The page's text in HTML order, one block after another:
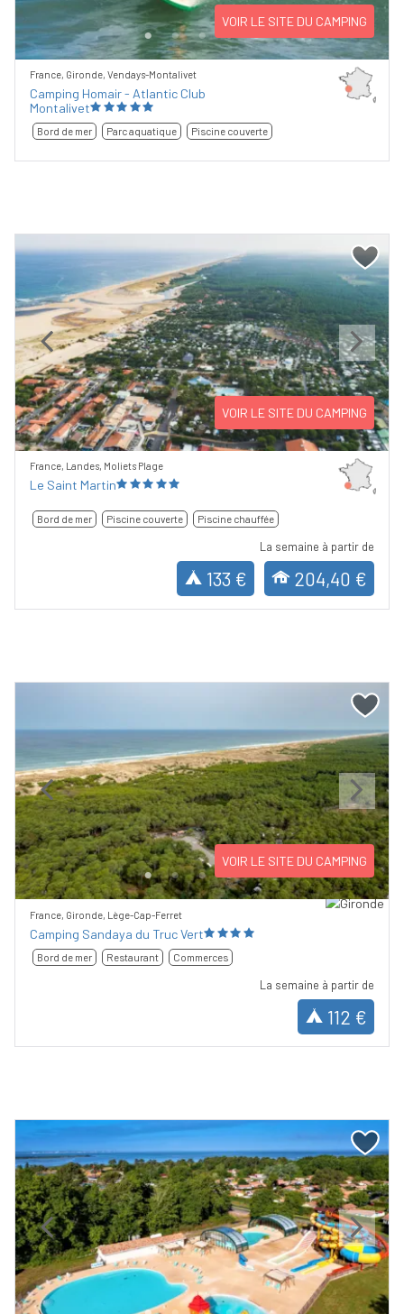
VOIR LE SITE DU CAMPING
France, Gironde, Vendays-Montalivet
Camping Homair - Atlantic Club
Montalivet
Bord de mer Parc aquatique Piscine couverte
Previous Next
VOIR LE SITE DU CAMPING
France, Landes, Moliets Plage
Le Saint Martin
Bord de mer Piscine couverte Piscine chauffée
La semaine à partir de
133 € 204,40 €
Previous Next
VOIR LE SITE DU CAMPING
France, Gironde, Lège-Cap-Ferret
Camping Sandaya du Truc Vert
Bord de mer Restaurant Commerces
La semaine à partir de
112 €
Previous Next